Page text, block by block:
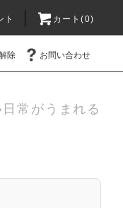
ト カート(0)
除 お問い合わせ
常がうまれる